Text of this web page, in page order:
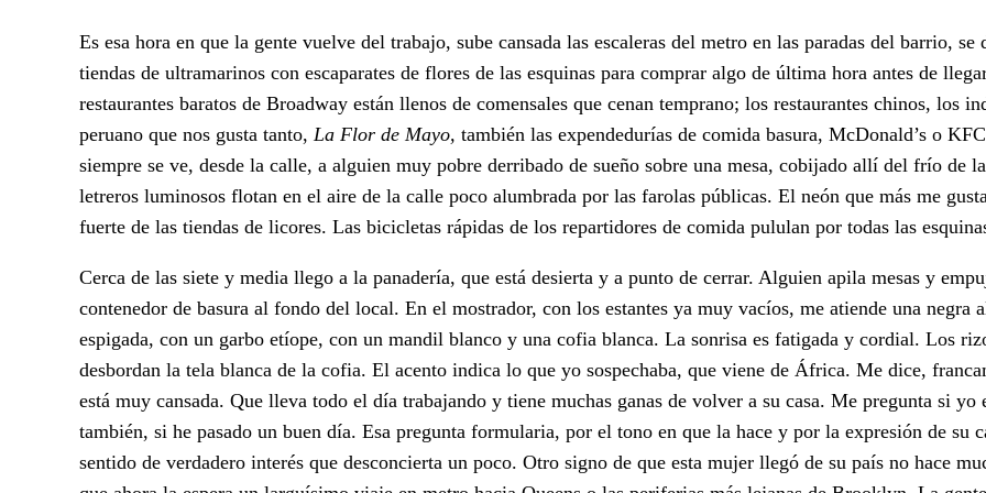
Es esa hora en que la gente vuelve del trabajo, sube cansada las escaleras del metro en las paradas del barrio, se
tiendas de ultramarinos con escaparates de flores de las esquinas para comprar algo de última hora antes de
restaurantes baratos de Broadway están llenos de comensales que cenan temprano; los restaurantes chinos, los
peruano que nos gusta tanto, La Flor de Mayo, también las expendedurías de comida basura, McDonald’s o
siempre se ve, desde la calle, a alguien muy pobre derribado de sueño sobre una mesa, cobijado allí del frío de
letreros luminosos flotan en el aire de la calle poco alumbrada por las farolas públicas. El neón que más me
fuerte de las tiendas de licores. Las bicicletas rápidas de los repartidores de comida pululan por todas las
Cerca de las siete y media llego a la panadería, que está desierta y a punto de cerrar. Alguien apila mesas y
contenedor de basura al fondo del local. En el mostrador, con los estantes ya muy vacíos, me atiende una negra
espigada, con un garbo etíope, con un mandil blanco y una cofia blanca. La sonrisa es fatigada y cordial. Los
desbordan la tela blanca de la cofia. El acento indica lo que yo sospechaba, que viene de África. Me dice,
está muy cansada. Que lleva todo el día trabajando y tiene muchas ganas de volver a su casa. Me pregunta si yo
también, si he pasado un buen día. Esa pregunta formularia, por el tono en que la hace y por la expresión de su
sentido de verdadero interés que desconcierta un poco. Otro signo de que esta mujer llegó de su país no hace